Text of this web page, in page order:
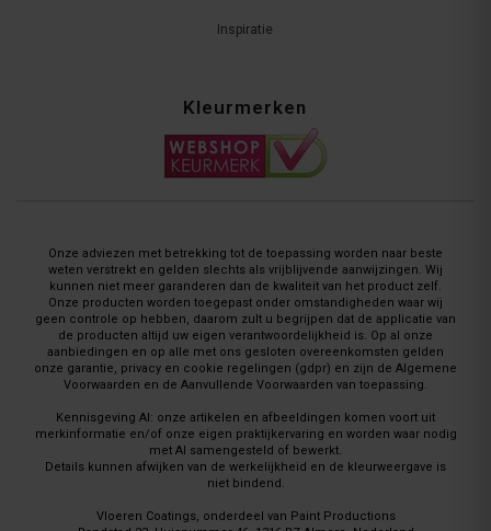
Inspiratie
Kleurmerken
Onze adviezen met betrekking tot de toepassing worden naar beste
weten verstrekt en gelden slechts als vrijblijvende aanwijzingen. Wij
kunnen niet meer garanderen dan de kwaliteit van het product zelf.
Onze producten worden toegepast onder omstandigheden waar wij
geen controle op hebben, daarom zult u begrijpen dat de applicatie van
de producten altijd uw eigen verantwoordelijkheid is. Op al onze
aanbiedingen en op alle met ons gesloten overeenkomsten gelden
onze garantie, privacy en cookie regelingen (gdpr) en zijn de Algemene
Voorwaarden en de Aanvullende Voorwaarden van toepassing.
Kennisgeving AI: onze artikelen en afbeeldingen komen voort uit
merkinformatie en/of onze eigen praktijkervaring en worden waar nodig
met AI samengesteld of bewerkt.
Details kunnen afwijken van de werkelijkheid en de kleurweergave is
niet bindend.
Vloeren Coatings, onderdeel van Paint Productions